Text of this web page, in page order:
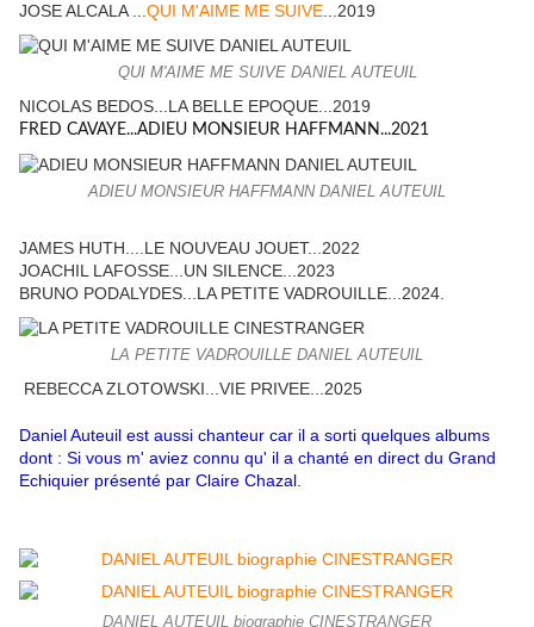
JOSE ALCALA ... QUI M'AIME ME SUIVE ...2019
QUI M'AIME ME SUIVE DANIEL AUTEUIL
NICOLAS BEDOS...LA BELLE EPOQUE...2019
FRED CAVAYE...ADIEU MONSIEUR HAFFMANN...2021
ADIEU MONSIEUR HAFFMANN DANIEL AUTEUIL
JAMES HUTH....LE NOUVEAU JOUET...2022
JOACHIL LAFOSSE...UN SILENCE...2023
BRUNO PODALYDES...LA PETITE VADROUILLE...2024.
LA PETITE VADROUILLE DANIEL AUTEUIL
REBECCA ZLOTOWSKI...VIE PRIVEE...2025
Daniel Auteuil est aussi chanteur car il a sorti quelques albums
dont : Si vous m' aviez connu qu' il a chanté en direct du Grand
Echiquier présenté par Claire Chazal.
DANIEL AUTEUIL biographie CINESTRANGER